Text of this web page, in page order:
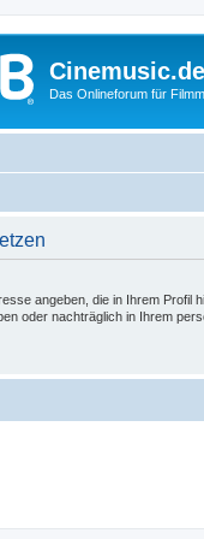
Das Onlineforum für
angeben, die in Ihrem Profil
oder nachträglich in Ihrem